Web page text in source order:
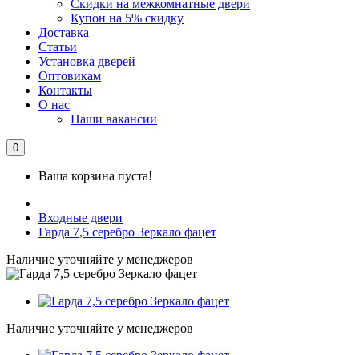
Скидки на межкомнатные двери
Купон на 5% скидку
Доставка
Статьи
Установка дверей
Оптовикам
Контакты
О нас
Наши вакансии
0
Ваша корзина пуста!
Входные двери
Гарда 7,5 серебро Зеркало фацет
Наличие уточняйте у менеджеров
Наличие уточняйте у менеджеров